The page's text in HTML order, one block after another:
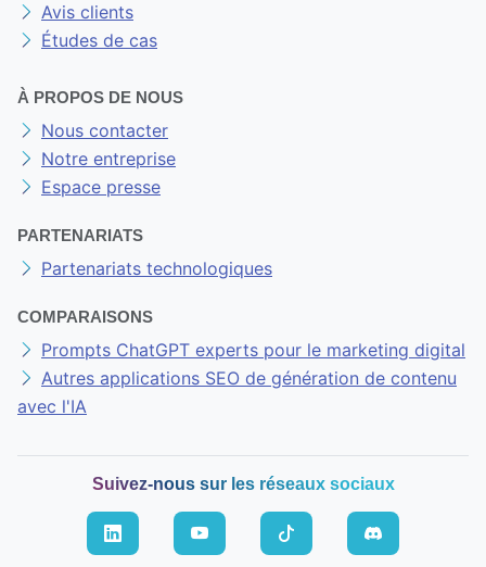
Avis clients
Études de cas
À PROPOS DE NOUS
Nous contacter
Notre entreprise
Espace presse
PARTENARIATS
Partenariats technologiques
COMPARAISONS
Prompts ChatGPT experts pour le marketing digital
Autres applications SEO de génération de contenu
avec l'IA
Suivez-nous sur les réseaux sociaux